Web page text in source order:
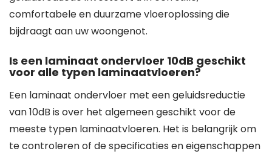
comfortabele en duurzame vloeroplossing die
bijdraagt aan uw woongenot.
Is een laminaat ondervloer 10dB geschikt
voor alle typen laminaatvloeren?
Een laminaat ondervloer met een geluidsreductie
van 10dB is over het algemeen geschikt voor de
meeste typen laminaatvloeren. Het is belangrijk om
te controleren of de specificaties en eigenschappen